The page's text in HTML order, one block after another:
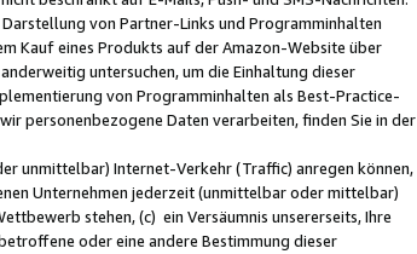
von Partner-Links und Programminhalten
Kauf eines Produkts auf der Amazon-Website über
untersuchen, um die Einhaltung dieser
von Programminhalten als Best-Practice-
personenbezogene Daten verarbeiten, finden Sie in der
unmittelbar) Internet-Verkehr (Traffic) anregen können,
Unternehmen jederzeit (unmittelbar oder mittelbar)
stehen, (c) ein Versäumnis unsererseits, Ihre
oder eine andere Bestimmung dieser